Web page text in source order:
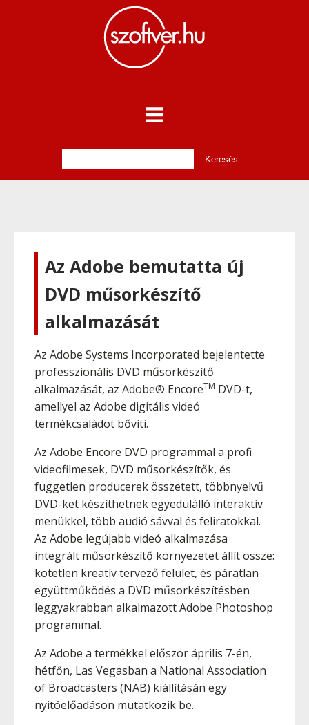
Az Adobe bemutatta új
DVD műsorkészítő
alkalmazását
Az Adobe Systems Incorporated bejelentette
professzionális DVD műsorkészítő
alkalmazását, az Adobe® EncoreTM DVD-t,
amellyel az Adobe digitális videó
termékcsaládot bővíti.
Az Adobe Encore DVD programmal a profi
videofilmesek, DVD műsorkészítők, és
független producerek összetett, többnyelvű
DVD-ket készíthetnek egyedülálló interaktív
menükkel, több audió sávval és feliratokkal.
Az Adobe legújabb videó alkalmazása
integrált műsorkészítő környezetet állít össze:
kötetlen kreatív tervező felület, és páratlan
együttműködés a DVD műsorkészítésben
leggyakrabban alkalmazott Adobe Photoshop
programmal.
Az Adobe a termékkel először április 7-én,
hétfőn, Las Vegasban a National Association
of Broadcasters (NAB) kiállításán egy
nyitóelőadáson mutatkozik be.